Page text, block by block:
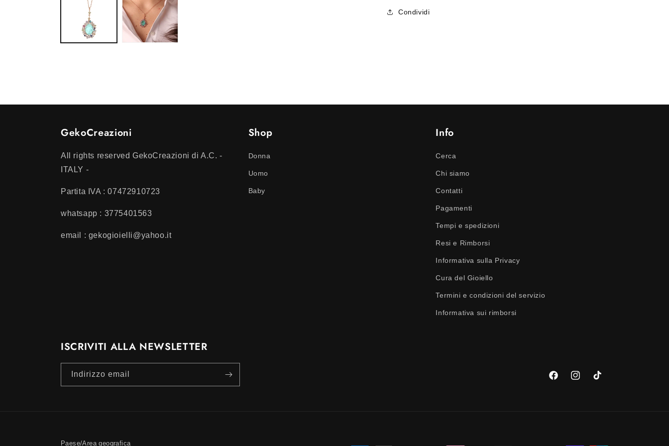
centrale
Condividi
GekoCreazioni
All rights reserved GekoCreazioni di A.C. -
ITALY -
Partita IVA : 07472910723
whatsapp : 3775401563
email : gekogioielli@yahoo.it
Shop
Donna
Uomo
Baby
Info
Cerca
Chi siamo
Contatti
Pagamenti
Tempi e spedizioni
Resi e Rimborsi
Informativa sulla Privacy
Cura del Gioiello
Termini e condizioni del servizio
Informativa sui rimborsi
ISCRIVITI ALLA NEWSLETTER
Indirizzo email
FacebookInstagramTikTok
Paese/Area geografica